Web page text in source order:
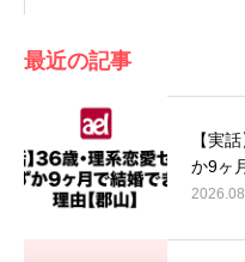
最近の記事
【実
か9ヶ